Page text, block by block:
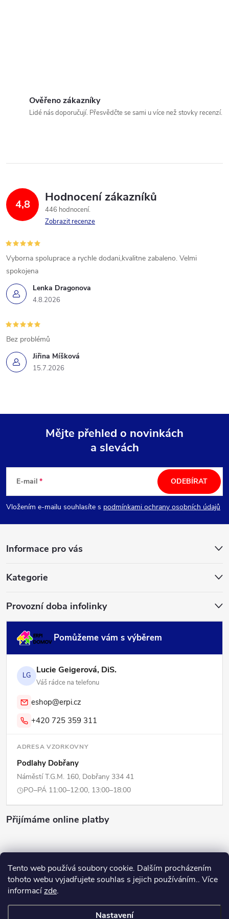
Tento web používá soubory cookie. Dalším procházením
tohoto webu vyjadřujete souhlas s jejich používáním.. Více
informacízde.
Nastavení
Ověřeno zákazníky
Lidé nás doporučují. Přesvědčte se sami u více než stovky recenzí.
4,8 Hodnocení zákazníků
446 hodnocení
Zobrazit recenze
Lenka Dragonova
4.8.2026
Vyborna spoluprace a rychle dodani,kvalitne zabaleno. Velmi
spokojena
Jiřina Míšková
15.7.2026
Bez problémů
p
Mějte přehled o novinkách
a slevách
E-mail
Vložením e-mailu souhlasíte s podmínkami ochrany osobních údajů
ODEBÍRAT
Informace pro vás
Kategorie
Provozní doba infolinky
Pomůžeme vám s výběrem
LG Lucie Geigerová, DiS.
Váš rádce na telefonu
eshop@erpi.cz
+420 725 359 311
ADRESA VZORKOVNY
Podlahy Dobřany
Náměstí T.G.M. 160, Dobřany 334 41
PO–PÁ 11:00–12:00, 13:00–18:00
Přijímáme online platby
Vytvořil Shoptet
Copyright 2026ERPI - Domov. Všechna práva vyhrazena.Upravit